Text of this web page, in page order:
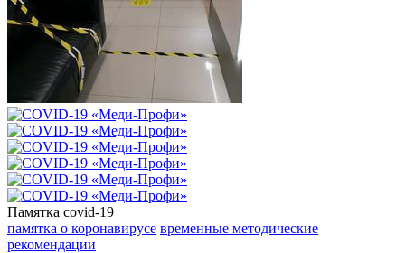
Памятка covid-19
памятка о коронавирусе временные методические
рекомендации